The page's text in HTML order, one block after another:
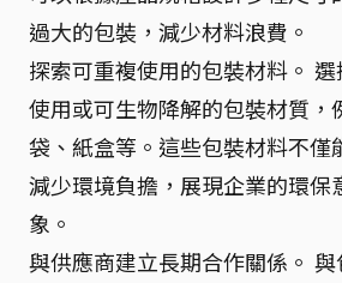
過大的包裝，減少材料浪費。
探索可重複使用的包裝材料。
使用或可生物降解的包裝材質，
袋、紙盒等。這些包裝材料不僅
減少環境負擔，展現企業的環保
象。
與供應商建立長期合作關係。